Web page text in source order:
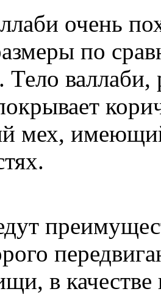
очень
по
валлаби,
мех,
в